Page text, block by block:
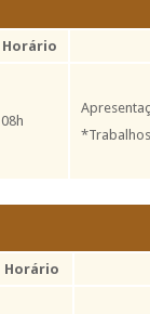
Horário
08h
*Trabalhos
Horário